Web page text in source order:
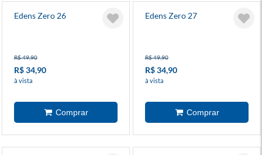
Edens Zero 26
R$ 49,90
R$ 34,90
à vista
Edens Zero 27
R$ 49,90
R$ 34,90
à vista